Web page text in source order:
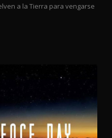
a la Tierra para vengarse